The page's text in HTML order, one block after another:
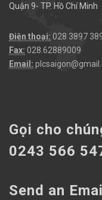
Quận 9- TP. Hồ Chí Minh
Điện thoại: 028 3897
Fax: 028.62889009
Email:
Gọi cho
0243 566
Send an